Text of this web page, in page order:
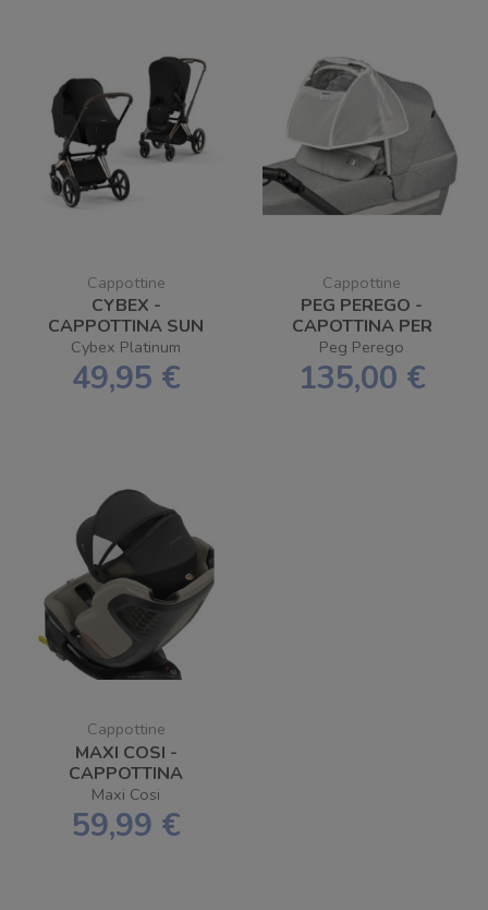
Cappottine
CYBEX -
CAPPOTTINA SUN
SAIL
Cybex Platinum
49,95 €
Cappottine
PEG PEREGO -
CAPOTTINA PER
PASSEGGINO E
CARROZZINA
BREATH CANOPY
Peg Perego
135,00 €
Cappottine
MAXI COSI -
CAPPOTTINA
ESTIVA PEARL XL
SLIDE PRO
Maxi Cosi
59,99 €